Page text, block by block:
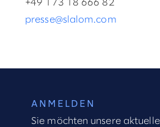
+49 173 18 666 82
presse@slalom.com
ANMELDEN
Sie möchten unsere